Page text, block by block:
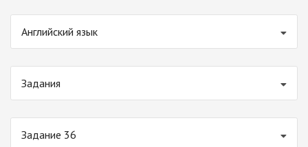
Английский язык
Задания
Задание 36